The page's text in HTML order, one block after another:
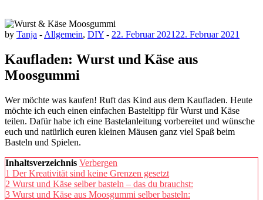
by Tanja - Allgemein, DIY - 22. Februar 2021 22. Februar 2021
Kaufladen: Wurst und Käse aus
Moosgummi
Wer möchte was kaufen! Ruft das Kind aus dem Kaufladen. Heute
möchte ich euch einen einfachen Basteltipp für Wurst und Käse
teilen. Dafür habe ich eine Bastelanleitung vorbereitet und wünsche
euch und natürlich euren kleinen Mäusen ganz viel Spaß beim
Basteln und Spielen.
Inhaltsverzeichnis Verbergen
1 Der Kreativität sind keine Grenzen gesetzt
2 Wurst und Käse selber basteln – das du brauchst:
3 Wurst und Käse aus Moosgummi selber basteln: